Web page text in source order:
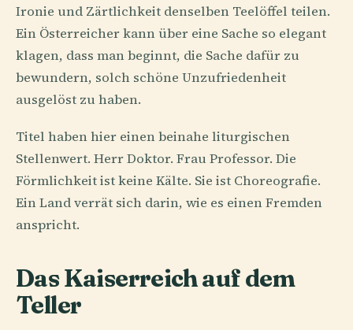
Ironie und Zärtlichkeit denselben Teelöffel teilen.
Ein Österreicher kann über eine Sache so elegant
klagen, dass man beginnt, die Sache dafür zu
bewundern, solch schöne Unzufriedenheit
ausgelöst zu haben.
Titel haben hier einen beinahe liturgischen
Stellenwert. Herr Doktor. Frau Professor. Die
Förmlichkeit ist keine Kälte. Sie ist Choreografie.
Ein Land verrät sich darin, wie es einen Fremden
anspricht.
Das Kaiserreich auf dem
Teller